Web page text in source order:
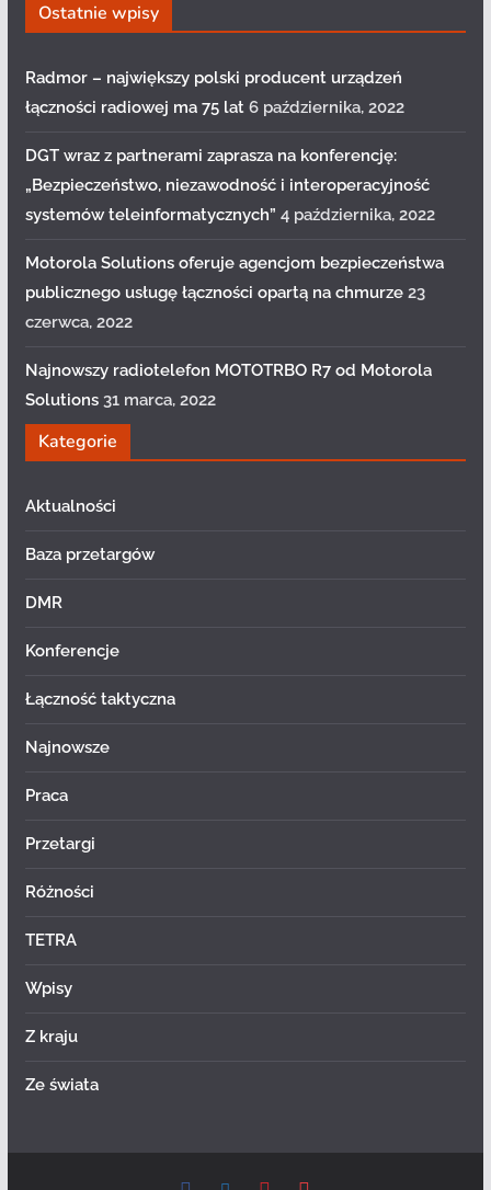
Ostatnie wpisy
Radmor – największy polski producent urządzeń
łączności radiowej ma 75 lat 6 października, 2022
DGT wraz z partnerami zaprasza na konferencję:
„Bezpieczeństwo, niezawodność i interoperacyjność
systemów teleinformatycznych” 4 października, 2022
Motorola Solutions oferuje agencjom bezpieczeństwa
publicznego usługę łączności opartą na chmurze 23
czerwca, 2022
Najnowszy radiotelefon MOTOTRBO R7 od Motorola
Solutions 31 marca, 2022
Kategorie
Aktualności
Baza przetargów
DMR
Konferencje
Łączność taktyczna
Najnowsze
Praca
Przetargi
Różności
TETRA
Wpisy
Z kraju
Ze świata